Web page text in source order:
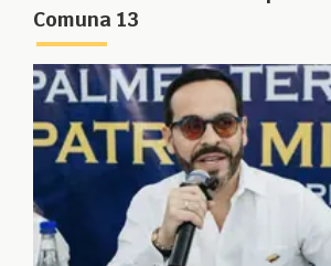
Comuna 13